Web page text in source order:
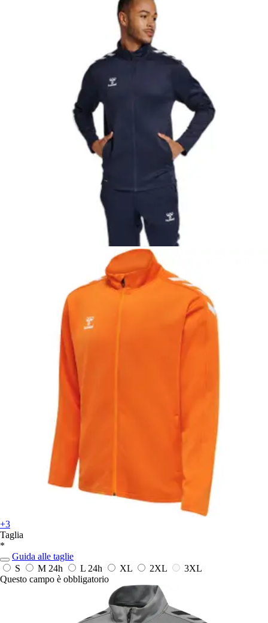
+3
Taglia
*
Guida alle taglie
S
M 24h L 24h XL 2XL
3XL
Questo campo è obbligatorio